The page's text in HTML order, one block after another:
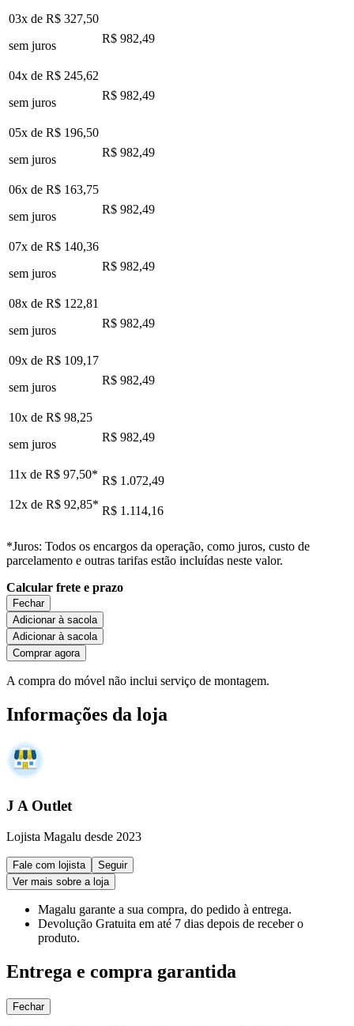
03x de R$ 327,50
sem juros
R$ 982,49
04x de R$ 245,62
sem juros
R$ 982,49
05x de R$ 196,50
sem juros
R$ 982,49
06x de R$ 163,75
sem juros
R$ 982,49
07x de R$ 140,36
sem juros
R$ 982,49
08x de R$ 122,81
sem juros
R$ 982,49
09x de R$ 109,17
sem juros
R$ 982,49
10x de R$ 98,25
sem juros
R$ 982,49
11x de R$ 97,50* R$ 1.072,49
12x de R$ 92,85* R$ 1.114,16
*Juros: Todos os encargos da operação, como juros, custo de
parcelamento e outras tarifas estão incluídas neste valor.
Calcular frete e prazo
Fechar
Adicionar à sacola
Adicionar à sacola
Comprar agora
A compra do móvel não inclui serviço de montagem.
Informações da loja
J A Outlet
Lojista Magalu desde 2023
Fale com lojista
Seguir
Ver mais sobre a loja
Magalu garante a sua compra, do pedido à entrega.
Devolução Gratuita em até 7 dias depois de receber o
produto.
Entrega e compra garantida
Fechar